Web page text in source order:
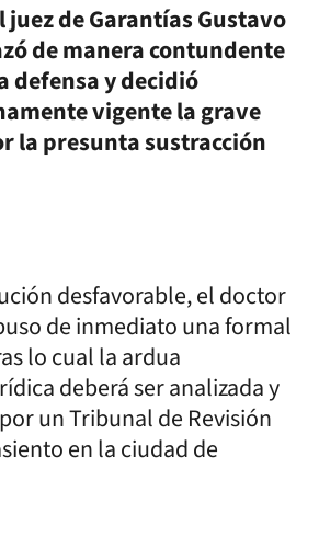
juez de Garantías Gustavo
de manera contundente
defensa y decidió
vigente la grave
la presunta sustracción
desfavorable, el doctor
de inmediato una formal
lo cual la ardua
deberá ser analizada y
un Tribunal de Revisión
en la ciudad de